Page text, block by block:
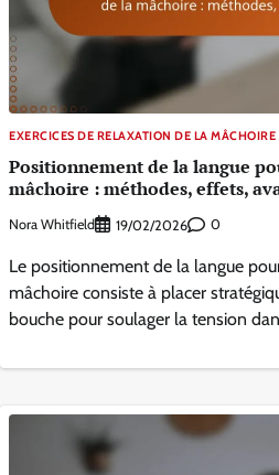
EXERCICES DE RELAXATION DE LA MÂCHOIRE
Positionnement de la langue
mâchoire : méthodes, effets,
Nora Whitfield 19/02/2026 0
Le positionnement de la langue
mâchoire consiste à placer
bouche pour soulager la tension